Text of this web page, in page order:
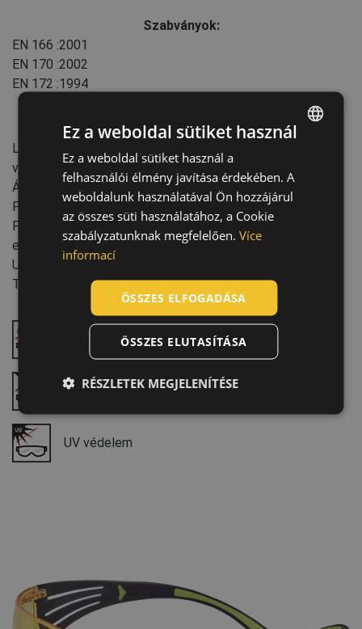
Szabványok:
EN 166 :2001
EN 170 :2002
EN 172 :1994
Jellemzők:
Lencse típusa: füstszínű, beltéri/Kültéri, tükrös, sárga,
víztiszta
Állítható szemüvegkeret: Állítható orrhíd
Páramentesség
Finom részecskék okozta felületi károsodással szembeni
ellenállás
UV védelem
Termék tömege: 19 g
Páramentesség
Finom részecskék okozta felületi károsodással
UV védelem
CZECH
HUNGARIAN
SLOVAK
GERMAN
Ez a weboldal sütiket használ
Ez a weboldal sütiket használ a
felhasználói élmény javítása érdekében. A
weboldalunk használatával Ön hozzájárul
az összes süti használatához, a Cookie
szabályzatunknak megfelelően. Více
informací
ÖSSZES ELFOGADÁSA
ÖSSZES ELUTASÍTÁSA
RÉSZLETEK MEGJELENÍTÉSE